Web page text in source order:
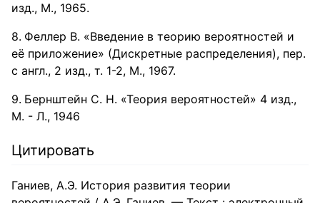
изд., М., 1965.
Феллер В. «Введение в теорию вероятностей и
её приложение» (Дискретные распределения), пер.
с англ., 2 изд., т. 1-2, М., 1967.
Бернштейн С. Н. «Теория вероятностей» 4 изд.,
М. - Л., 1946
Цитировать
Ганиев, А.Э. История развития теории